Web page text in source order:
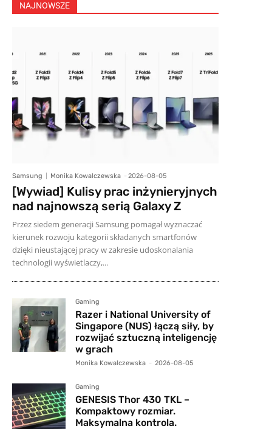
NAJNOWSZE
Samsung Monika Kowalczewska - 2026-08-05
[Wywiad] Kulisy prac inżynieryjnych
nad najnowszą serią Galaxy Z
Przez siedem generacji Samsung pomagał wyznaczać
kierunek rozwoju kategorii składanych smartfonów
dzięki nieustającej pracy w zakresie udoskonalania
technologii wyświetlaczy,...
Gaming
Razer i National University of
Singapore (NUS) łączą siły, by
rozwijać sztuczną inteligencję
w grach
Monika Kowalczewska - 2026-08-05
Gaming
GENESIS Thor 430 TKL –
Kompaktowy rozmiar.
Maksymalna kontrola.